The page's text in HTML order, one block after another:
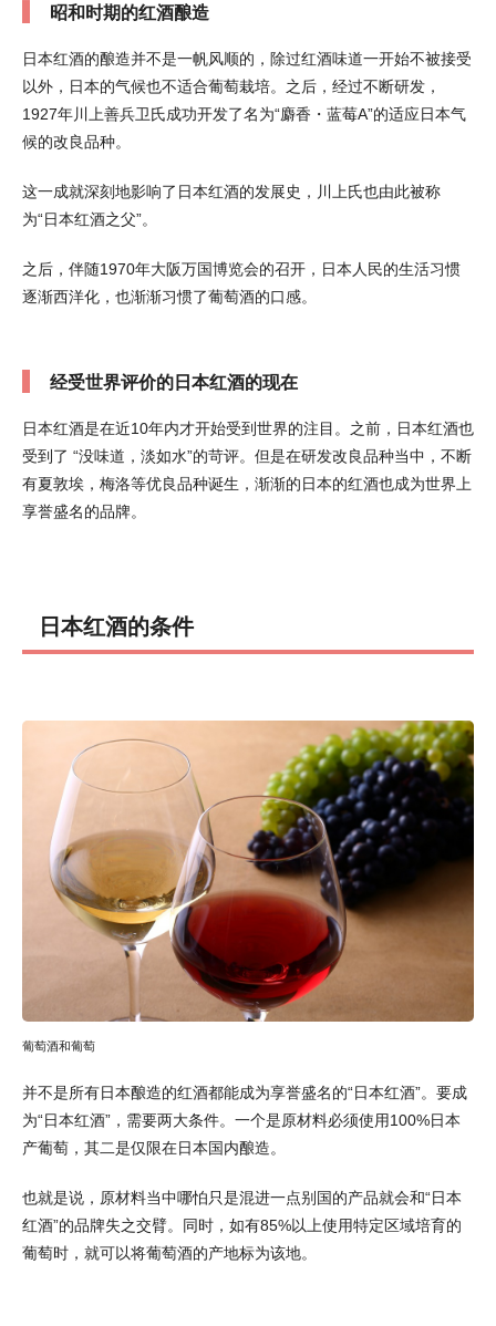
昭和时期的红酒酿造
日本红酒的酿造并不是一帆风顺的，除过红酒味道一开始不被接受
以外，日本的气候也不适合葡萄栽培。之后，经过不断研发，
1927年川上善兵卫氏成功开发了名为“麝香・蓝莓A”的适应日本气
候的改良品种。
这一成就深刻地影响了日本红酒的发展史，川上氏也由此被称
为“日本红酒之父”。
之后，伴随1970年大阪万国博览会的召开，日本人民的生活习惯
逐渐西洋化，也渐渐习惯了葡萄酒的口感。
经受世界评价的日本红酒的现在
日本红酒是在近10年内才开始受到世界的注目。之前，日本红酒也
受到了 “没味道，淡如水”的苛评。但是在研发改良品种当中，不断
有夏敦埃，梅洛等优良品种诞生，渐渐的日本的红酒也成为世界上
享誉盛名的品牌。
日本红酒的条件
葡萄酒和葡萄
并不是所有日本酿造的红酒都能成为享誉盛名的“日本红酒”。要成
为“日本红酒”，需要两大条件。一个是原材料必须使用100%日本
产葡萄，其二是仅限在日本国内酿造。
也就是说，原材料当中哪怕只是混进一点别国的产品就会和“日本
红酒”的品牌失之交臂。同时，如有85%以上使用特定区域培育的
葡萄时，就可以将葡萄酒的产地标为该地。